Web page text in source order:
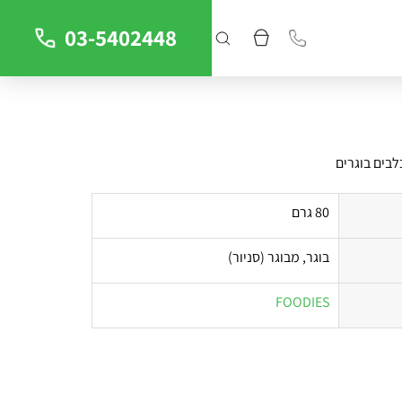
03-5402448
בוגרים
80 גרם
בוגר, מבוגר (סניור)
FOODIES